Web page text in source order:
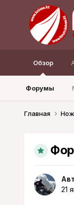
Обзор
Форумы
Главная
21